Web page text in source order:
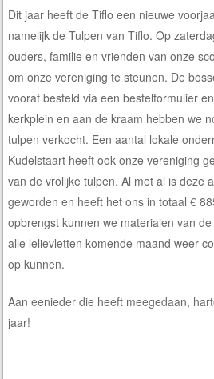
Dit jaar heeft de Tiflo een nieuwe
namelijk de Tulpen van Tiflo. Op
ouders, familie en vrienden van onze
om onze vereniging te steunen. De
vooraf besteld via een bestelformulier
kerkplein en aan de kraam hebben we
tulpen verkocht. Een aantal lokale
Kudelstaart heeft ook onze vereniging
van de vrolijke tulpen. Al met al is deze
geworden en heeft het ons in totaal €
opbrengst kunnen we materialen van
alle lelievletten komende maand weer
op kunnen.
Aan eenieder die heeft meegedaan,
jaar!